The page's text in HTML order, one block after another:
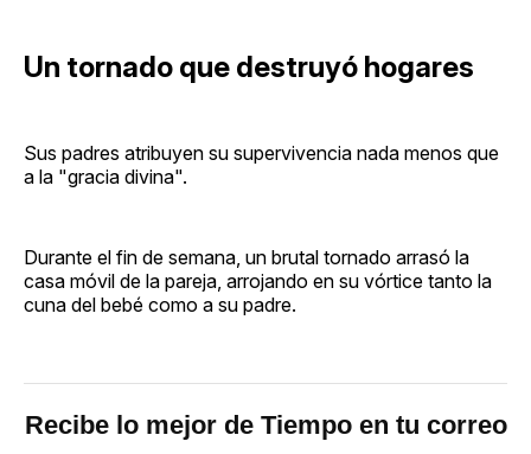
Un tornado que destruyó hogares
Sus padres atribuyen su supervivencia nada menos que
a la "gracia divina".
Durante el fin de semana, un brutal tornado arrasó la
casa móvil de la pareja, arrojando en su vórtice tanto la
cuna del bebé como a su padre.
Recibe lo mejor de Tiempo en tu correo